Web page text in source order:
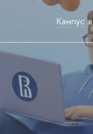
Кампус в